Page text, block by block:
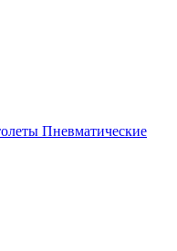
Пневматические